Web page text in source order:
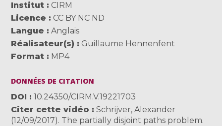
Institut
CIRM
Licence
CC BY NC ND
Langue
Anglais
Réalisateur(s)
Guillaume Hennenfent
Format
MP4
DONNÉES DE CITATION
DOI
10.24350/CIRM.V.19221703
Citer cette vidéo
Schrijver, Alexander
(12/09/2017). The partially disjoint paths problem.